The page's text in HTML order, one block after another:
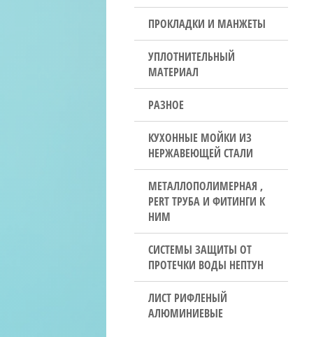
ПРОКЛАДКИ И МАНЖЕТЫ
УПЛОТНИТЕЛЬНЫЙ
МАТЕРИАЛ
РАЗНОЕ
КУХОННЫЕ МОЙКИ ИЗ
НЕРЖАВЕЮЩЕЙ СТАЛИ
МЕТАЛЛОПОЛИМЕРНАЯ ,
PERT ТРУБА И ФИТИНГИ К
НИМ
СИСТЕМЫ ЗАЩИТЫ ОТ
ПРОТЕЧКИ ВОДЫ НЕПТУН
ЛИСТ РИФЛЕНЫЙ
АЛЮМИНИЕВЫЕ